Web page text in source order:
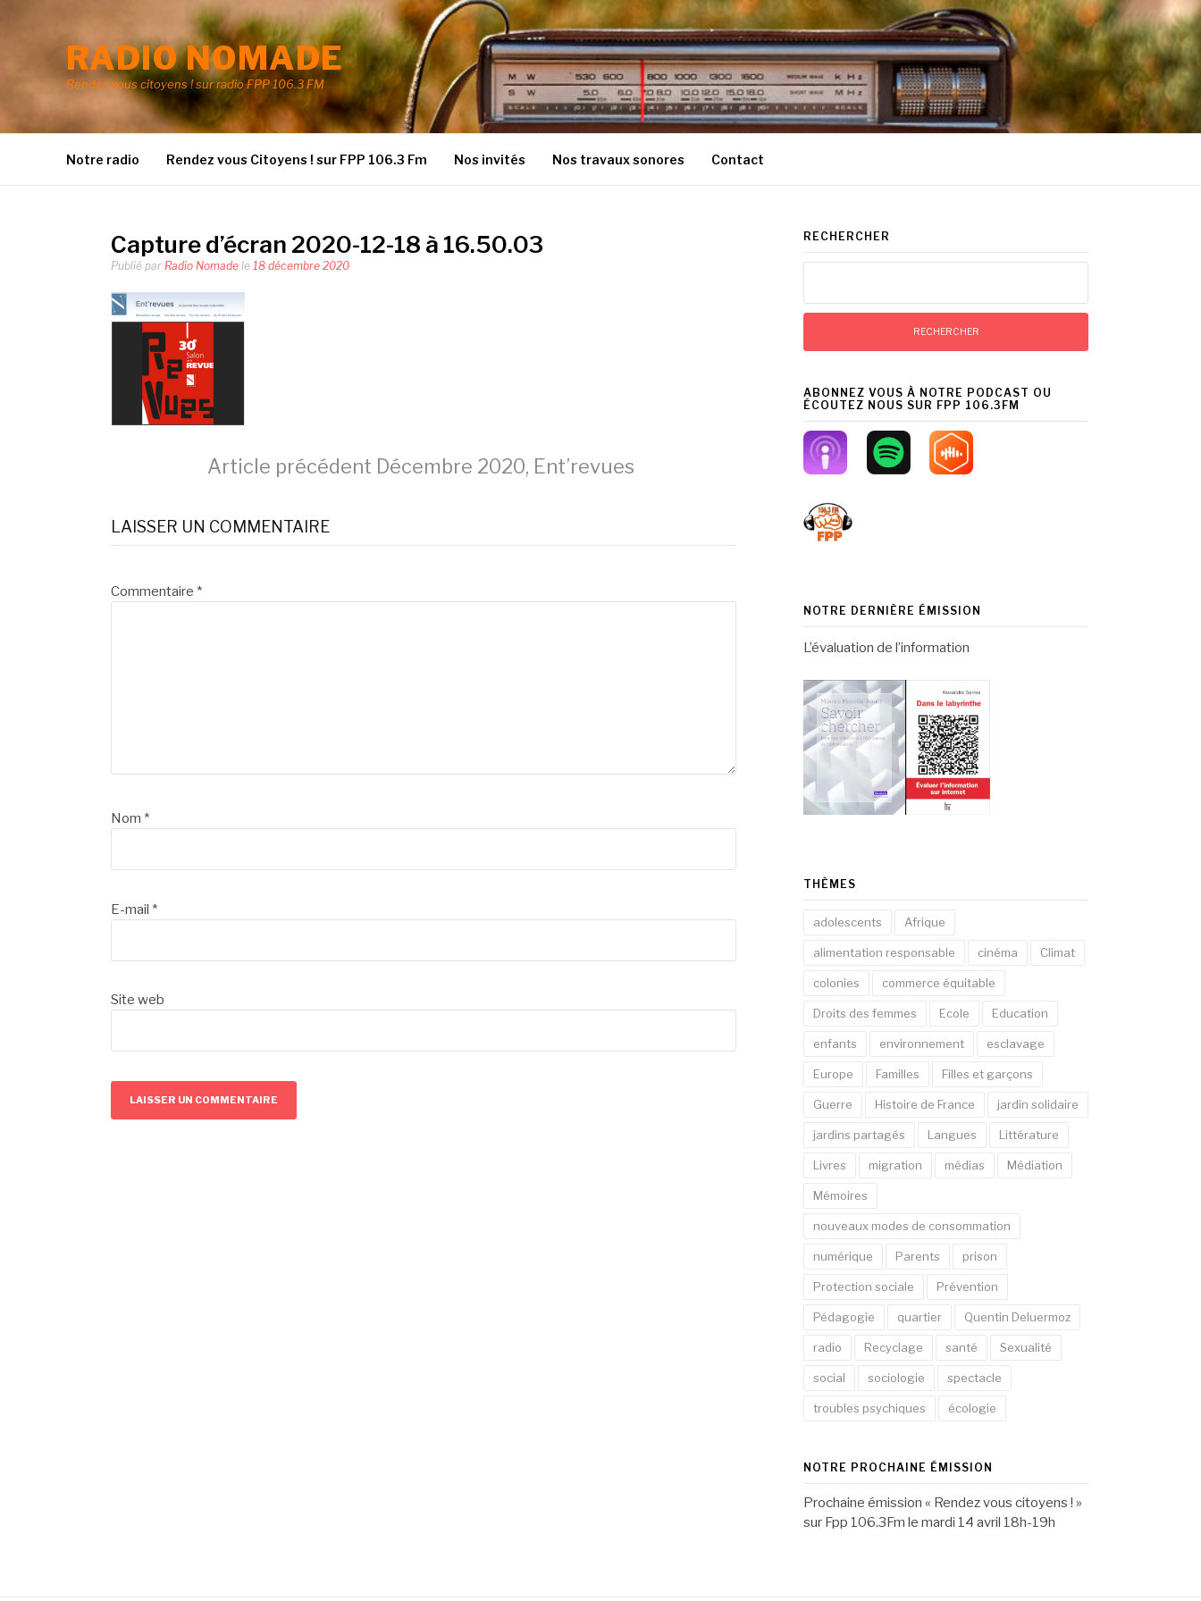
RADIO NOMADE
Rendez vous citoyens ! sur radio FPP 106.3 FM
Notre radio Rendez vous Citoyens ! sur FPP 106.3 Fm Nos invités Nos travaux sonores Contact
Capture d’écran 2020-12-18 à 16.50.03
Publié par Radio Nomadele 18 décembre 2020
la
suite
Article précédent Décembre 2020, Ent’revues
LAISSER UN COMMENTAIRE
Commentaire *
Nom *
E-mail *
Site web
RECHERCHER
ABONNEZ VOUS À NOTRE PODCAST OU
ÉCOUTEZ NOUS SUR FPP 106.3FM
NOTRE DERNIÈRE ÉMISSION
L’évaluation de l’information
THÈMES
adolescents Afrique
alimentation responsable cinéma Climat
colonies commerce équitable
Droits des femmes Ecole Education
enfants environnement esclavage
Europe Familles Filles et garçons
Guerre Histoire de France jardin solidaire
jardins partagés Langues Littérature
Livres migration médias Médiation
Mémoires
nouveaux modes de consommation
numérique Parents prison
Protection sociale Prévention
Pédagogie quartier Quentin Deluermoz
radio Recyclage santé Sexualité
social sociologie spectacle
troubles psychiques écologie
NOTRE PROCHAINE ÉMISSION
Prochaine émission « Rendez vous citoyens ! »
sur Fpp 106.3Fm le mardi 14 avril 18h-19h